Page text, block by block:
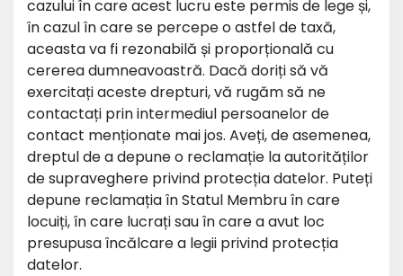
cazului în care acest lucru este permis de lege și,
în cazul în care se percepe o astfel de taxă,
aceasta va fi rezonabilă și proporțională cu
cererea dumneavoastră. Dacă doriți să vă
exercitați aceste drepturi, vă rugăm să ne
contactați prin intermediul persoanelor de
contact menționate mai jos. Aveți, de asemenea,
dreptul de a depune o reclamație la autorităților
de supraveghere privind protecția datelor. Puteți
depune reclamația în Statul Membru în care
locuiți, în care lucrați sau în care a avut loc
presupusa încălcare a legii privind protecția
datelor.